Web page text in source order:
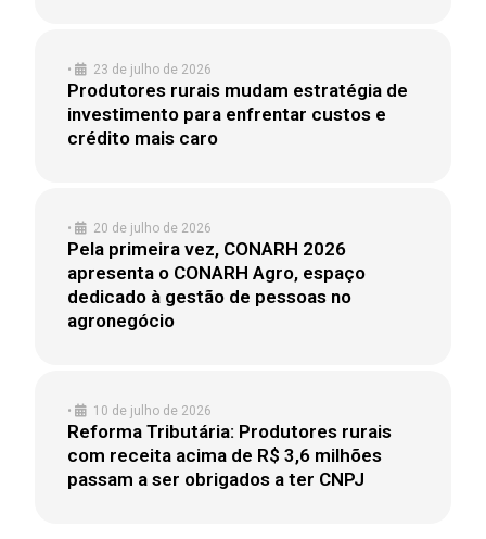
• 23 de julho de 2026
Produtores rurais mudam estratégia de
investimento para enfrentar custos e
crédito mais caro
• 20 de julho de 2026
Pela primeira vez, CONARH 2026
apresenta o CONARH Agro, espaço
dedicado à gestão de pessoas no
agronegócio
• 10 de julho de 2026
Reforma Tributária: Produtores rurais
com receita acima de R$ 3,6 milhões
passam a ser obrigados a ter CNPJ